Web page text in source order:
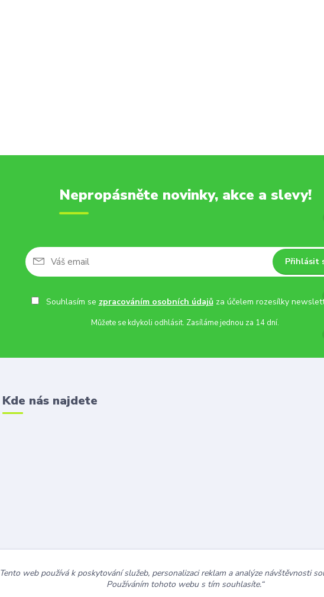
Nepropásněte novinky, akce a slevy!
Přihlásit
Souhlasím se zpracováním osobních údajůza účelem rozesílky
Můžete se kdykoli odhlásit. Zasíláme jednou za 14 dní.
Kde nás najdete
Tento web používá k poskytování služeb, personalizaci reklam a analýze návštěvnosti
Používáním tohoto webu s tím souhlasíte.“